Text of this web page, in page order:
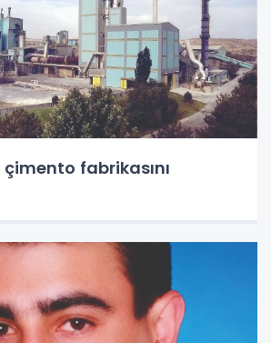
çimento fabrikasını